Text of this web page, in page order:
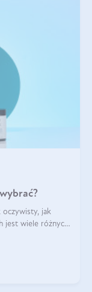
jak
jest wiele różnych